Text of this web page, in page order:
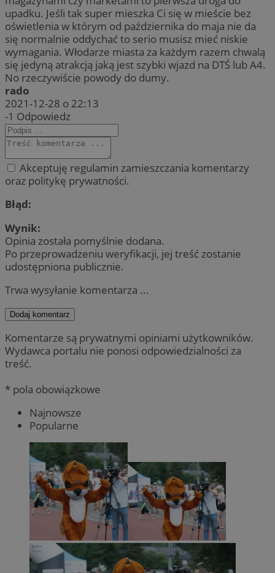
upadku. Jeśli tak super mieszka Ci się w mieście bez
oświetlenia w którym od października do maja nie da
się normalnie oddychać to serio musisz mieć niskie
wymagania. Włodarze miasta za każdym razem chwalą
się jedyną atrakcją jaką jest szybki wjazd na DTŚ lub A4.
No rzeczywiście powody do dumy.
rado
2021-12-28 o 22:13
-1 Odpowiedz
Akceptuję regulamin zamieszczania komentarzy
oraz politykę prywatności.
Błąd:
Wynik:
Opinia została pomyślnie dodana.
Po przeprowadzeniu weryfikacji, jej treść zostanie
udostępniona publicznie.
Trwa wysyłanie komentarza ...
Dodaj komentarz
Komentarze są prywatnymi opiniami użytkowników.
Wydawca portalu nie ponosi odpowiedzialności za
treść.
* pola obowiązkowe
Najnowsze
Popularne